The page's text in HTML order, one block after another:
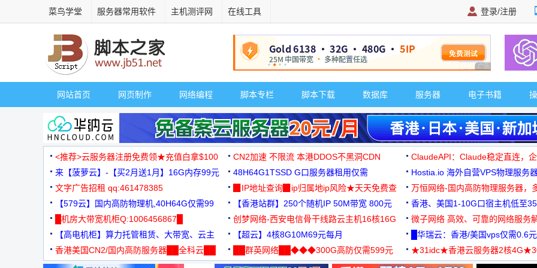
菜鸟学堂 服务器常用软件 主机测评网 在线工具 登录/注册
广告 商业广告，理
网站首页 网页制作 网络编程 脚本专栏 脚本下载 数据库 服务器 电子书籍
<推荐>云服务器注册免费领★充值白拿$100 CN2加速 不限流 本港DDOS不黑洞CDN
ClaudeAPI：Claude稳定直连，
来【菠萝云】-【买2月送1月】16G内存99元
48H64G1TSSD G口服务器租用仅需
3000+可免费测试
Hostia.io 海外自营VPS物理服务
文字广告招租 qq:461478385
▉IP地址查询▉ip归属地ip风险★天天免费查
万恒网络-国内高防物理服务器，
99元/月起
【579云】国内高防物理机,40H64G仅需99
元
【香港站群】250个随机IP 50M带宽 800元
香港、美国1-10G口宿主机低至
█机房大带宽机柜Q:1006456867█
创梦网络-西安电信骨干线路云主机16核16G
88元/月
微子网络 高效、可靠的网络服务
【高电机柜】算力托管租赁、大带宽、云主
机
【超云】4核8G10M69元每月
█华瑞云：香港/美国vps仅需0.6
香港美国CN2/国内高防服务器██全科云██
██群英网络██◆◆◆300G高防仅需599元
◆◆◆
★31idc★香港云服务器2核
用◆